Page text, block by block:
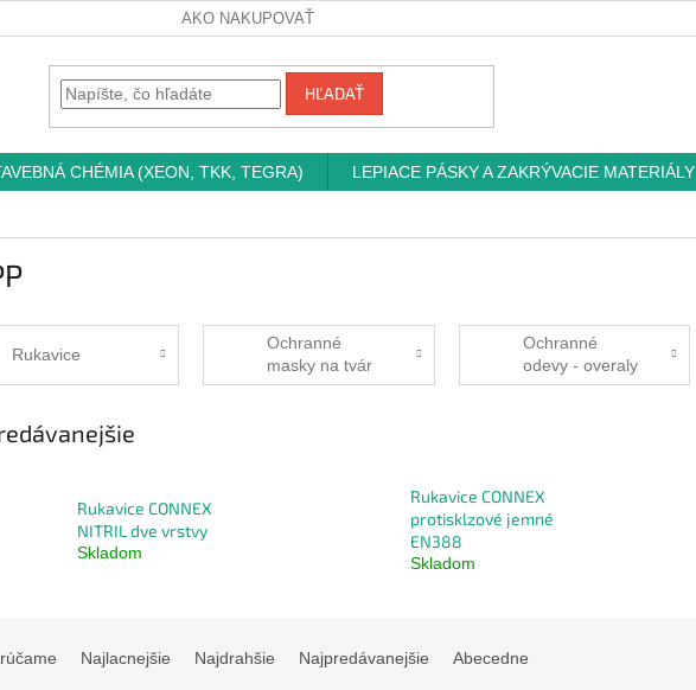
AKO NAKUPOVAŤ
HĽADAŤ
CHÉMIA (XEON, TKK, TEGRA) LEPIACE PÁSKY A ZAKRÝVACIE MATERIÁLY
Rukavice
Ochranné
masky na tvár
Ochranné
odevy - overaly
Rukavice CONNEX
NITRIL dve vrstvy
Skladom
Rukavice CONNEX
protisklzové jemné
EN388
Skladom
Najlacnejšie Najdrahšie Najpredávanejšie Abecedne